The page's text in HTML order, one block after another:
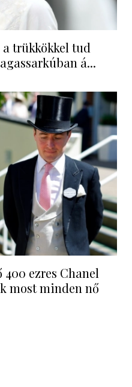
trükkökkel tud
á...
ezres Chanel
most minden nő